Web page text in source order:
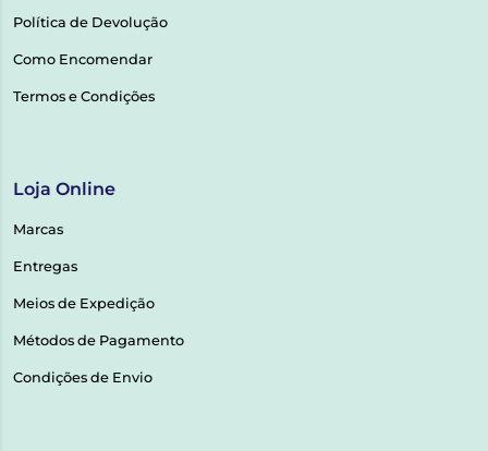
Política de Devolução
Como Encomendar
Termos e Condições
Loja Online
Marcas
Entregas
Meios de Expedição
Métodos de Pagamento
Condições de Envio